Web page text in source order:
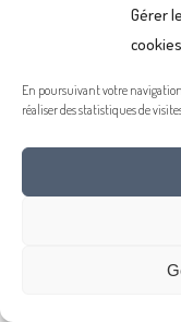
Gérer
cookies
En poursuivant votre
réaliser des statistiques de